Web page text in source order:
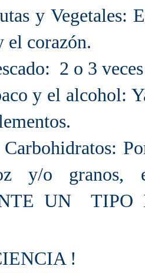
y Vegetales:
el corazón.
2 o 3
y el alcohol:
y/o granos,
UN
!